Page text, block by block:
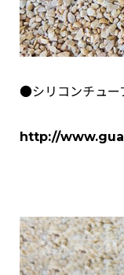
●シリコンチュー
http://